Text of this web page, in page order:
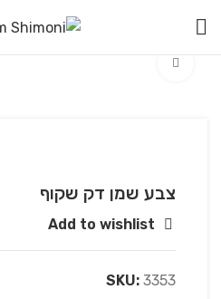
צבע שמן דק שקוף
Add to wishlist
SKU: 3353